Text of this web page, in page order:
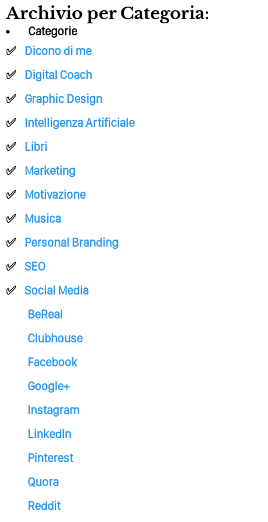
Archivio per Categoria:
Categorie
Dicono di me
Digital Coach
Graphic Design
Intelligenza Artificiale
Libri
Marketing
Motivazione
Musica
Personal Branding
SEO
Social Media
BeReal
Clubhouse
Facebook
Google+
Instagram
LinkedIn
Pinterest
Quora
Reddit